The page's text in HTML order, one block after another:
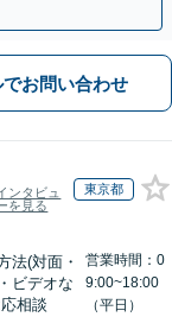
でお問い合わせ
ンタビュ
を見る
東京都
法(対面・
ビデオな
相談
営業時間：0
9:00~18:00
（平日）